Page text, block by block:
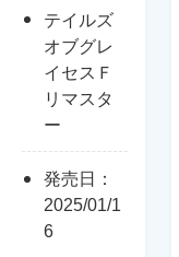
テイルズ
オブグレ
イセスＦ
リマスタ
ー
発売日：
2025/01/1
6